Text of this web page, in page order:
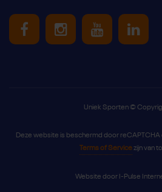
Uniek Sporten op
Uniek Sporten
Uniek
Uniek Sporten ©
Deze website is beschermd door reCAPTCHA
Terms of Servicezijn van
Website door I-Pulse